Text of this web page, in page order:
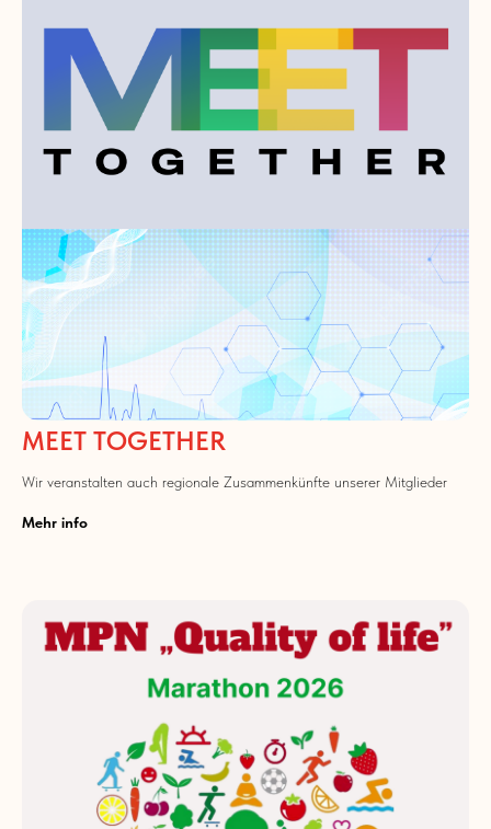
MEET TOGETHER
Wir veranstalten auch regionale Zusammenkünfte unserer Mitglieder
Mehr info